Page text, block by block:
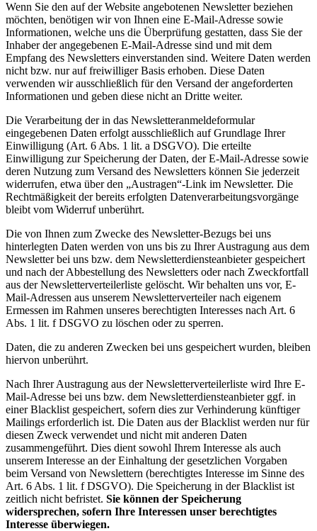
Wenn Sie den auf der Website angebotenen Newsletter beziehen
möchten, benötigen wir von Ihnen eine E-Mail-Adresse sowie
Informationen, welche uns die Überprüfung gestatten, dass Sie der
Inhaber der angegebenen E-Mail-Adresse sind und mit dem
Empfang des Newsletters einverstanden sind. Weitere Daten werden
nicht bzw. nur auf freiwilliger Basis erhoben. Diese Daten
verwenden wir ausschließlich für den Versand der angeforderten
Informationen und geben diese nicht an Dritte weiter.
Die Verarbeitung der in das Newsletteranmeldeformular
eingegebenen Daten erfolgt ausschließlich auf Grundlage Ihrer
Einwilligung (Art. 6 Abs. 1 lit. a DSGVO). Die erteilte
Einwilligung zur Speicherung der Daten, der E-Mail-Adresse sowie
deren Nutzung zum Versand des Newsletters können Sie jederzeit
widerrufen, etwa über den „Austragen“-Link im Newsletter. Die
Rechtmäßigkeit der bereits erfolgten Datenverarbeitungsvorgänge
bleibt vom Widerruf unberührt.
Die von Ihnen zum Zwecke des Newsletter-Bezugs bei uns
hinterlegten Daten werden von uns bis zu Ihrer Austragung aus dem
Newsletter bei uns bzw. dem Newsletterdiensteanbieter gespeichert
und nach der Abbestellung des Newsletters oder nach Zweckfortfall
aus der Newsletterverteilerliste gelöscht. Wir behalten uns vor, E-
Mail-Adressen aus unserem Newsletterverteiler nach eigenem
Ermessen im Rahmen unseres berechtigten Interesses nach Art. 6
Abs. 1 lit. f DSGVO zu löschen oder zu sperren.
Daten, die zu anderen Zwecken bei uns gespeichert wurden, bleiben
hiervon unberührt.
Nach Ihrer Austragung aus der Newsletterverteilerliste wird Ihre E-
Mail-Adresse bei uns bzw. dem Newsletterdiensteanbieter ggf. in
einer Blacklist gespeichert, sofern dies zur Verhinderung künftiger
Mailings erforderlich ist. Die Daten aus der Blacklist werden nur für
diesen Zweck verwendet und nicht mit anderen Daten
zusammengeführt. Dies dient sowohl Ihrem Interesse als auch
unserem Interesse an der Einhaltung der gesetzlichen Vorgaben
beim Versand von Newslettern (berechtigtes Interesse im Sinne des
Art. 6 Abs. 1 lit. f DSGVO). Die Speicherung in der Blacklist ist
zeitlich nicht befristet. Sie können der Speicherung
widersprechen, sofern Ihre Interessen unser berechtigtes
Interesse überwiegen.